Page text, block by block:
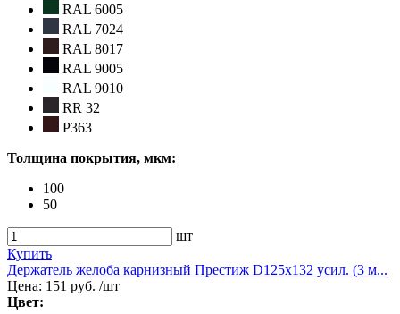
RAL 6005
RAL 7024
RAL 8017
RAL 9005
RAL 9010
RR 32
Р363
Толщина покрытия, мкм:
100
50
шт
Купить
Держатель желоба карнизный Престиж D125х132 усил. (3 м...
Цена: 151 руб. /шт
Цвет: